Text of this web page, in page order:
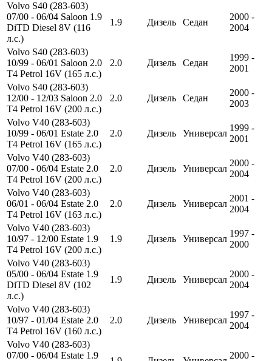
Volvo S40 (283-603)
07/00 - 06/04 Saloon 1.9
DiTD Diesel 8V (116
л.с.)
1.9 Дизель Седан
2000 -
2004
Volvo S40 (283-603)
10/99 - 06/01 Saloon 2.0
T4 Petrol 16V (165 л.с.)
2.0 Дизель Седан
1999 -
2001
Volvo S40 (283-603)
12/00 - 12/03 Saloon 2.0
T4 Petrol 16V (200 л.с.)
2.0 Дизель Седан
2000 -
2003
Volvo V40 (283-603)
10/99 - 06/01 Estate 2.0
T4 Petrol 16V (165 л.с.)
2.0 Дизель Универсал
1999 -
2001
Volvo V40 (283-603)
07/00 - 06/04 Estate 2.0
T4 Petrol 16V (200 л.с.)
2.0 Дизель Универсал
2000 -
2004
Volvo V40 (283-603)
06/01 - 06/04 Estate 2.0
T4 Petrol 16V (163 л.с.)
2.0 Дизель Универсал
2001 -
2004
Volvo V40 (283-603)
10/97 - 12/00 Estate 1.9
T4 Petrol 16V (200 л.с.)
1.9 Дизель Универсал
1997 -
2000
Volvo V40 (283-603)
05/00 - 06/04 Estate 1.9
DiTD Diesel 8V (102
л.с.)
1.9 Дизель Универсал
2000 -
2004
Volvo V40 (283-603)
10/97 - 01/04 Estate 2.0
T4 Petrol 16V (160 л.с.)
2.0 Дизель Универсал
1997 -
2004
Volvo V40 (283-603)
07/00 - 06/04 Estate 1.9
2000 -